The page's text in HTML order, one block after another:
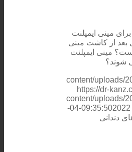
مینی ایمپلنت
بعد از کاشت مینی
مینی ایمپلنت
شوند؟
content/uploads/
https://dr-
content/uploads/
2022-04-
دندانی